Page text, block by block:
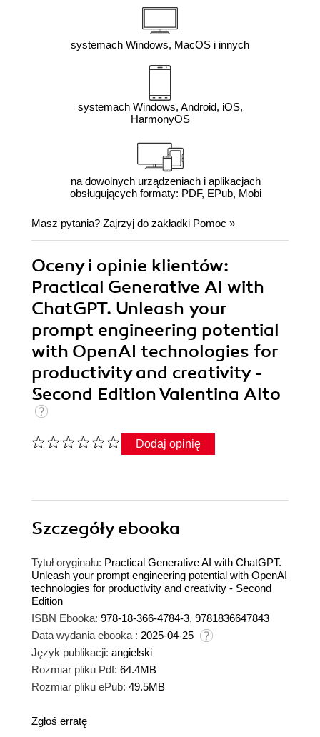
systemach Windows, MacOS i innych
systemach Windows, Android, iOS,
HarmonyOS
na dowolnych urządzeniach i aplikacjach
obsługujących formaty: PDF, EPub, Mobi
Masz pytania? Zajrzyj do zakładki Pomoc »
Oceny i opinie klientów:
Practical Generative AI with
ChatGPT. Unleash your
prompt engineering potential
with OpenAI technologies for
productivity and creativity -
Second Edition Valentina Alto
Dodaj opinię
Szczegółyebooka
Tytuł oryginału: Practical Generative AI with ChatGPT.
Unleash your prompt engineering potential with OpenAI
technologies for productivity and creativity - Second
Edition
ISBN Ebooka: 978-18-366-4784-3, 9781836647843
Data wydania ebooka : 2025-04-25
Język publikacji: angielski
Rozmiar pliku Pdf: 64.4MB
Rozmiar pliku ePub: 49.5MB
Zgłoś erratę